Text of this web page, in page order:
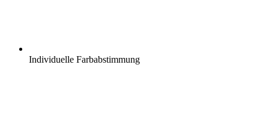
Individuelle Farbabstimmung